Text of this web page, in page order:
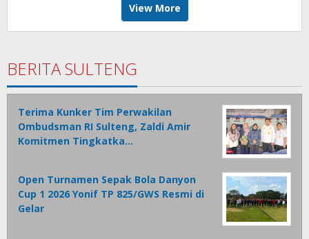
View More
BERITA SULTENG
Terima Kunker Tim Perwakilan
Ombudsman RI Sulteng, Zaldi Amir
Komitmen Tingkatka…
Open Turnamen Sepak Bola Danyon
Cup 1 2026 Yonif TP 825/GWS Resmi di
Gelar